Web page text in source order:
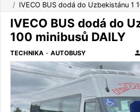
IVECO BUS dodá do Uzbekistánu 1
IVECO BUS dodá do
100 minibusů DAILY
TECHNIKA - AUTOBUSY person